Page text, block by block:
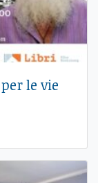
le vie